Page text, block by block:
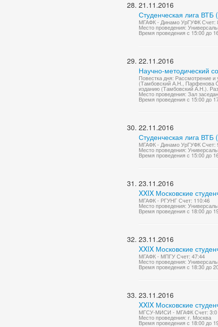
21.11.2016
Студенческая лига ВТБ
МГАФК - Динамо УрГУФК Счет:
Место проведения:
Время проведения с 15:00 до
22.11.2016
Научно-методический
Повестка дня: Рассмотрение
(Тамбовский А.Н., Парфенова
изданию (Тамбовский А.Н.).
Место проведения: Зал
Время проведения с 15:00 до
22.11.2016
Студенческая лига ВТБ
МГАФК - Динамо УрГУФК Счет:
Место проведения:
Время проведения с 15:00 до
23.11.2016
XXIX Московские
МГАФК - РГУНГ Счет: 110:46
Место проведения:
Время проведения с 18:00 до
23.11.2016
XXIX Московские
МГАФК - МПГУ Счет: 47:44
Место проведения:
Время проведения с 18:30 до
23.11.2016
XXIX Московские
МГСУ-МИСИ - МГАФК Счет: 3:0
Место проведения: г. Москва
Время проведения с 18:00 до